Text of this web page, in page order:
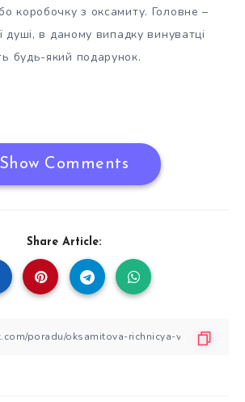
коробочку з оксамиту. Головне –
душі, в даному випадку винуватці
будь-який подарунок.
Show Comments
Share Article: